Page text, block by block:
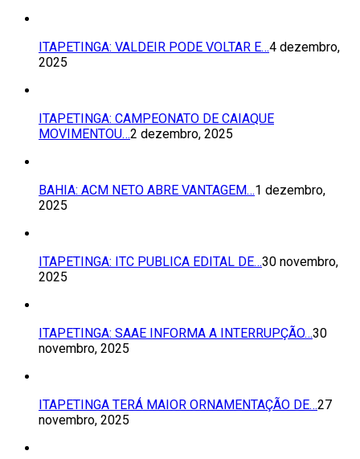
ITAPETINGA: VALDEIR PODE VOLTAR E…4 dezembro,
2025
ITAPETINGA: CAMPEONATO DE CAIAQUE
MOVIMENTOU…2 dezembro, 2025
BAHIA: ACM NETO ABRE VANTAGEM…1 dezembro,
2025
ITAPETINGA: ITC PUBLICA EDITAL DE…30 novembro,
2025
ITAPETINGA: SAAE INFORMA A INTERRUPÇÃO…30
novembro, 2025
ITAPETINGA TERÁ MAIOR ORNAMENTAÇÃO DE…27
novembro, 2025